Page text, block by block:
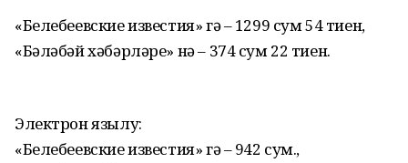
«Белебеевские известия» гә – 1299 сум 54 тиен,
«Бәләбәй хәбәрләре» нә – 374 сум 22 тиен.
Электрон язылу:
«Белебеевские известия» гә – 942 сум.,